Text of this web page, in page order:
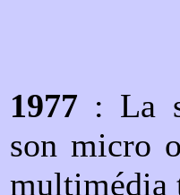
1977 : La
son micro
multimédia